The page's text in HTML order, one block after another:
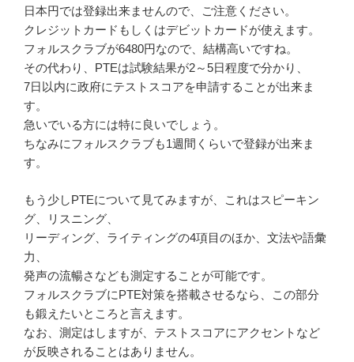
日本円では登録出来ませんので、ご注意ください。
クレジットカードもしくはデビットカードが使えます。
フォルスクラブが6480円なので、結構高いですね。
その代わり、PTEは試験結果が2～5日程度で分かり、
7日以内に政府にテストスコアを申請することが出来ま
す。
急いでいる方には特に良いでしょう。
ちなみにフォルスクラブも1週間くらいで登録が出来ま
す。
もう少しPTEについて見てみますが、これはスピーキン
グ、リスニング、
リーディング、ライティングの4項目のほか、文法や語彙
力、
発声の流暢さなども測定することが可能です。
フォルスクラブにPTE対策を搭載させるなら、この部分
も鍛えたいところと言えます。
なお、測定はしますが、テストスコアにアクセントなど
が反映されることはありません。